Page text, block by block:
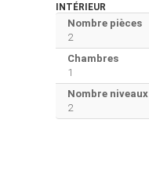
INTÉRIEUR
Nombre pièces
2
Chambres
1
Nombre niveaux
2